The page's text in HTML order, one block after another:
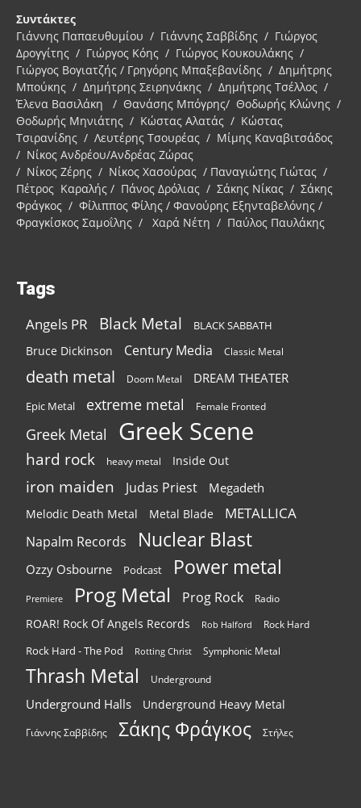
Συντάκτες
Γιάννης Παπαευθυμίου / Γιάννης Σαββίδης / Γιώργος
Δρογγίτης / Γιώργος Κόης / Γιώργος Κουκουλάκης /
Γιώργος Βογιατζής / Γρηγόρης Μπαξεβανίδης / Δημήτρης
Μπούκης / Δημήτρης Σειρηνάκης / Δημήτρης Τσέλλος /
Έλενα Βασιλάκη / Θανάσης Μπόγρης/ Θοδωρής Κλώνης /
Θοδωρής Μηνιάτης / Κώστας Αλατάς / Κώστας
Τσιρανίδης / Λευτέρης Τσουρέας / Μίμης Καναβιτσάδος
/ Νίκος Ανδρέου/Ανδρέας Ζώρας
/ Νίκος Ζέρης / Νίκος Χασούρας / Παναγιώτης Γιώτας /
Πέτρος Καραλής / Πάνος Δρόλιας / Σάκης Νίκας / Σάκης
Φράγκος / Φίλιππος Φίλης / Φανούρης Εξηνταβελόνης /
Φραγκίσκος Σαμοΐλης / Χαρά Νέτη / Παύλος Παυλάκης
Tags
Angels PR Black Metal BLACK SABBATH
Bruce Dickinson Century Media Classic Metal
death metal Doom Metal DREAM THEATER
Epic Metal extreme metal Female Fronted
Greek Metal Greek Scene
hard rock heavy metal Inside Out
iron maiden Judas Priest Megadeth
Melodic Death Metal Metal Blade METALLICA
Napalm Records Nuclear Blast
Ozzy Osbourne Podcast Power metal
Premiere Prog Metal Prog Rock Radio
ROAR! Rock Of Angels Records Rob Halford Rock Hard
Rock Hard - The Pod Rotting Christ Symphonic Metal
Thrash Metal Underground
Underground Halls Underground Heavy Metal
Γιάννης Σαββίδης Σάκης Φράγκος Στήλες